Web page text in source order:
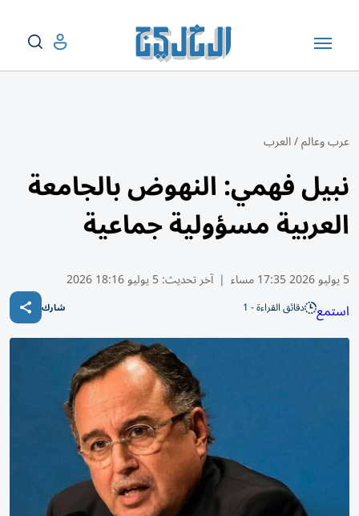
عرب وعالم/العرب
نبيل فهمي: النهوض بالجامعة
العربية مسؤولية جماعية
5 يوليو 2026 17:35 مساء | آخر تحديث:5 يوليو 18:16 2026
استمع دقائق القراءة - 1 شارك